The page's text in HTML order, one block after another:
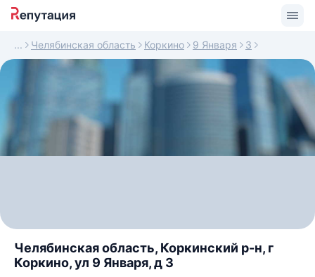
Челябинская область Коркино 9 Января 3
Челябинская область, Коркинский р-н, г
Коркино, ул 9 Января, д 3